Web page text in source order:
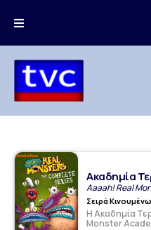
Ακαδημία
Aaaah! Real
Σειρά
Η Ακαδημία
Monster